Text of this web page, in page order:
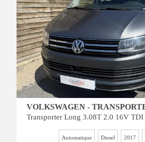
VOLKSWAGEN -
Automatique Diesel 2017